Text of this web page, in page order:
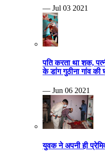
— Jul 03 2021
पति करता था शक,
के डांग गुठीना गांव की
— Jun 06 2021
युवक ने अपनी ही